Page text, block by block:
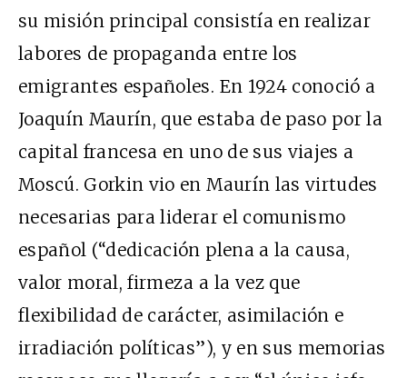
su misión principal consistía en realizar
labores de propaganda entre los
emigrantes españoles. En 1924 conoció a
Joaquín Maurín, que estaba de paso por la
capital francesa en uno de sus viajes a
Moscú. Gorkin vio en Maurín las virtudes
necesarias para liderar el comunismo
español (“dedicación plena a la causa,
valor moral, firmeza a la vez que
flexibilidad de carácter, asimilación e
irradiación políticas”), y en sus memorias